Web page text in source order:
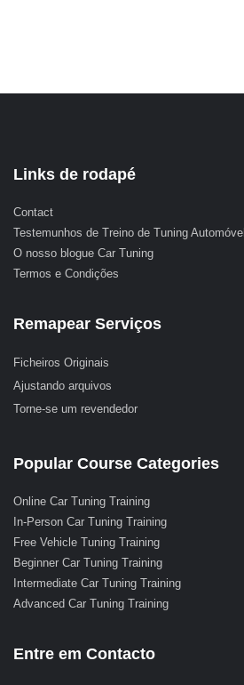
Links de rodapé
Contact
Testemunhos de Treino de Tuning Automóvel
O nosso blogue Car Tuning
Termos e Condições
Remapear Serviços
Ficheiros Originais
Ajustando arquivos
Torne-se um revendedor
Popular Course Categories
Online Car Tuning Training
In-Person Car Tuning Training
Free Vehicle Tuning Training
Beginner Car Tuning Training
Intermediate Car Tuning Training
Advanced Car Tuning Training
Entre em Contacto